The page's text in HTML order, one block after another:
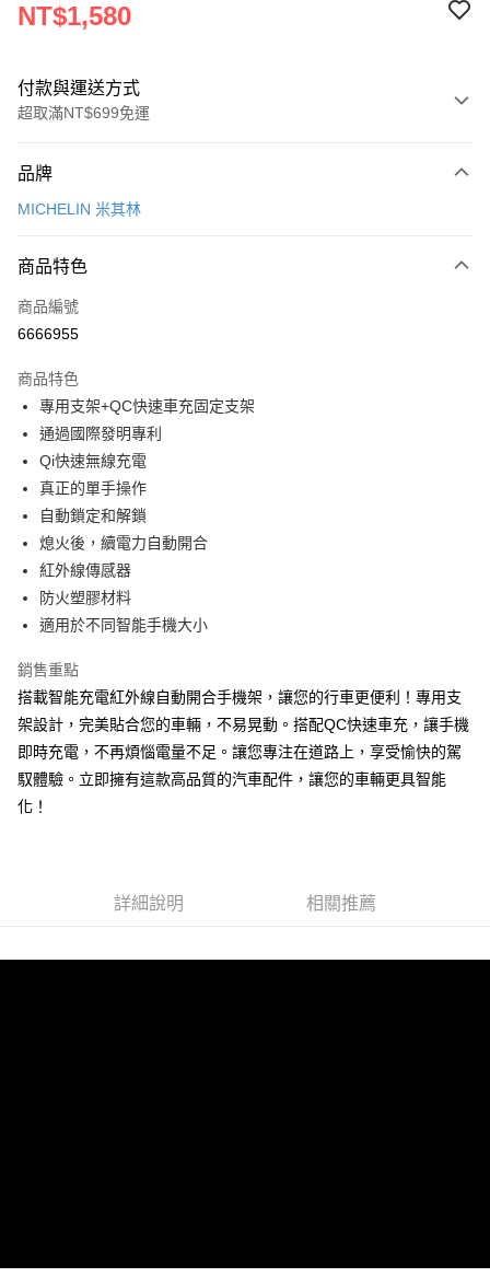
NT$1,580
付款與運送方式
超取滿NT$699免運
信用卡一次付款
3 期 0 利率 每期
合作金庫商業銀行
上海商業儲蓄銀行
臺灣中小企業銀行
匯豐（台灣）商業銀行
聯邦商業銀行
元大商業銀行
玉山商業銀行
台灣樂天信用卡公司
超商取貨付款
LINE Pay
Apple Pay
街口支付
悠遊付
Google Pay
全盈+PAY
ATM付款
全家取貨付款
每筆NT$60，滿NT$699(含以上)免運費
線上付款後全家取貨
每筆NT$60，滿NT$699(含以上)免運費
7-11取貨付款
每筆NT$60，滿NT$699(含以上)免運費
宅配
品牌
MICHELIN 米其林
商品特色
商品編號
6666955
商品特色
專用支架+QC快速車充固定支架
通過國際發明專利
Qi快速無線充電
真正的單手操作
自動鎖定和解鎖
熄火後，續電力自動開合
紅外線傳感器
防火塑膠材料
適用於不同智能手機大小
銷售重點
搭載智能充電紅外線自動開合手機架，讓您的行車更便利！專用支
架設計，完美貼合您的車輛，不易晃動。搭配QC快速車充，讓手機
即時充電，不再煩惱電量不足。讓您專注在道路上，享受愉快的駕
馭體驗。立即擁有這款高品質的汽車配件，讓您的車輛更具智能
化！
詳細說明 相關推薦